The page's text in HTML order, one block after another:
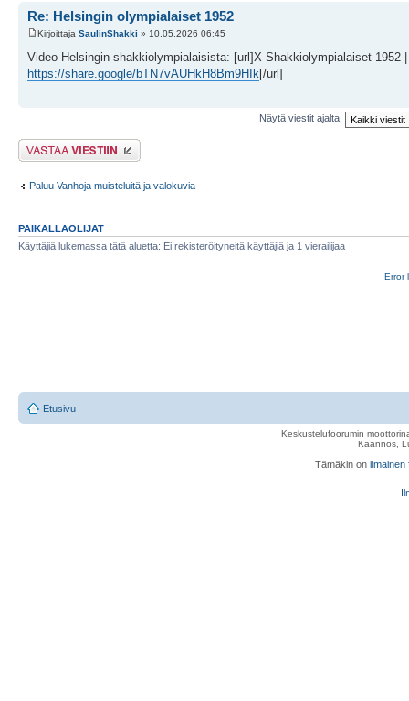
Re: Helsingin olympialaiset 1952
Kirjoittaja SaulinShakki » 10.05.2026 06:45
Video Helsingin shakkiolympialaisista: [url]X Shakkiolympialaiset 1952
https://share.google/bTN7vAUHkH8Bm9HIk[/url]
Näytä viestit ajalta:
Lähetä vastaus
Paluu Vanhoja muisteluitä ja valokuvia
PAIKALLAOLIJAT
Käyttäjiä lukemassa tätä aluetta: Ei rekisteröityneitä käyttäjiä ja 1 vierailijaa
Error
Etusivu
Keskustelufoorumin
Käännös,
Tämäkin on ilmainen